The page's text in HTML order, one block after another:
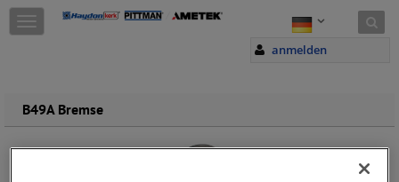
Skip to content
anmelden
T
o
e
n
B49A Bremse